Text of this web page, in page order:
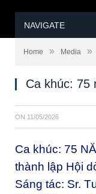
NAVIGATE
Home » Media »
Ca khúc: 75
ON 11/05/2026
Ca khúc: 75
thành lập Hội
Sáng tác: Sr.